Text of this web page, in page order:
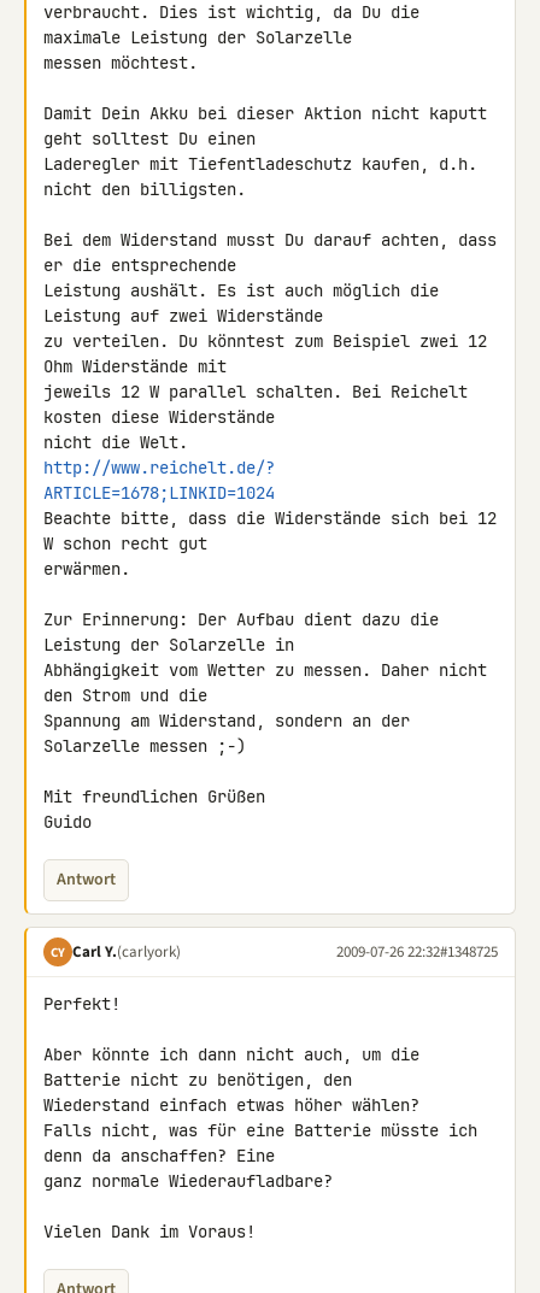
verbraucht. Dies ist wichtig, da Du die
maximale Leistung der Solarzelle
messen möchtest.
Damit Dein Akku bei dieser Aktion nicht kaputt
geht solltest Du einen
Laderegler mit Tiefentladeschutz kaufen, d.h.
nicht den billigsten.
Bei dem Widerstand musst Du darauf achten, dass
er die entsprechende
Leistung aushält. Es ist auch möglich die
Leistung auf zwei Widerstände
zu verteilen. Du könntest zum Beispiel zwei 12
Ohm Widerstände mit
jeweils 12 W parallel schalten. Bei Reichelt
kosten diese Widerstände
http://www.reichelt.de/?
ARTICLE=1678;LINKID=1024
Beachte bitte, dass die Widerstände sich bei 12
W schon recht gut
erwärmen.
Zur Erinnerung: Der Aufbau dient dazu die
Leistung der Solarzelle in
Abhängigkeit vom Wetter zu messen. Daher nicht
den Strom und die
Spannung am Widerstand, sondern an der
Solarzelle messen ;-)
Mit freundlichen Grüßen
Guido
Antwort
CY Carl Y.(carlyork) 2009-07-26 22:32#1348725
Perfekt!
Aber könnte ich dann nicht auch, um die
Batterie nicht zu benötigen, den
Wiederstand einfach etwas höher wählen?
Falls nicht, was für eine Batterie müsste ich
denn da anschaffen? Eine
ganz normale Wiederaufladbare?
Vielen Dank im Voraus!